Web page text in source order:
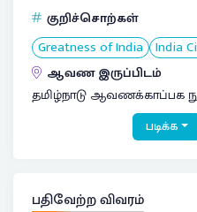
குறிச்சொற்கள்
Greatness of India India
ஆவண இருப்பிடம்
தமிழ்நாடு ஆவணக்காப்பக
படிக்க
பதிவேற்ற விவரம்